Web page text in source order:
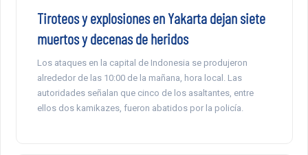
Tiroteos y explosiones en Yakarta dejan siete
muertos y decenas de heridos
Los ataques en la capital de Indonesia se produjeron
alrededor de las 10:00 de la mañana, hora local. Las
autoridades señalan que cinco de los asaltantes, entre
ellos dos kamikazes, fueron abatidos por la policía.